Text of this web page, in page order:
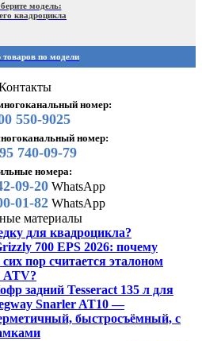
модель:
квадроцикла
по модели
номер:
550-9025
номер:
740-09-79
номера:
09-20WhatsApp
01-82WhatsApp
материалы
для квадроцикла?
700 EPS 2026: почему
пор считается эталоном
ATV?
задний Tesseract 135 л для
Snarler AT10 —
быстросъёмный, с